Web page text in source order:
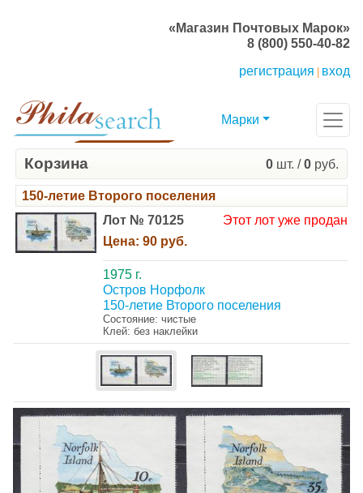
«Магазин Почтовых Марок»
8 (800) 550-40-82
регистрация
вход
Марки
Корзина 0 шт. /0 руб.
150-летие Второго поселения
Лот № 70125
Цена: 90 руб.
Этот лот уже продан
1975 г.
Остров Норфолк
150-летие Второго поселения
Состояние: чистые
Клей: без наклейки